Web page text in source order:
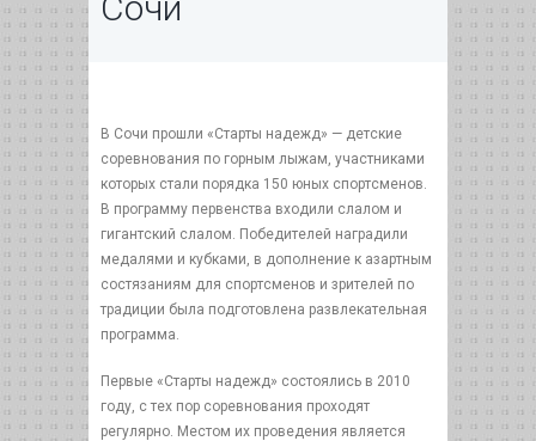
В Сочи прошли «Старты надежд» — детские
соревнования по горным лыжам, участниками
которых стали порядка 150 юных спортсменов.
В программу первенства входили слалом и
гигантский слалом. Победителей наградили
медалями и кубками, в дополнение к азартным
состязаниям для спортсменов и зрителей по
традиции была подготовлена развлекательная
программа.
Первые «Старты надежд» состоялись в 2010
году, с тех пор соревнования проходят
регулярно. Местом их проведения является